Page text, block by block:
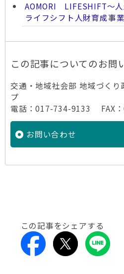
AOMORI LIFESHIFT～
ライフシフト人財育成事
この記事についてのお問
交通・地域社会部 地域づく
プ
電話：017-734-9133 FAX
お問い合わせ
この記事をシェアする